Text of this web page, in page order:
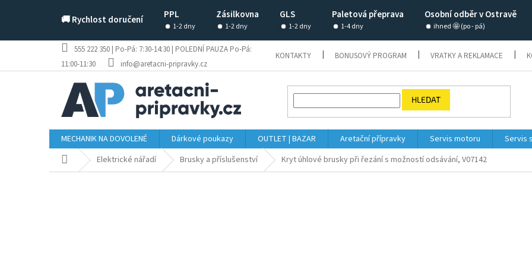
🚚 Rychlost doručení PPL Zásilkovna GLS Paletová přeprava Osobní odběr v Ostravě
1-2 dny 1-2 dny 1-2 dny 1-4 dny ihned 🤩 (po - pá)
555 222 350 | Po-Pá: 7:30-14:30 | POLEDNÍ PAUZA Po-Pá:
11:00-11:30
info@aretacni-pripravky.cz
KONTAKTY BONUSOVÝ PROGRAM VRATKY A REKLAMACE
HLEDAT
MECHANIK NA DOVOLENÉ Dárkové poukazy OUTLET | BAZAR Aretační přípravky Servis motoru Servis
Domů Elektrické nářadí Brusky a příslušenství Kryt úhlové brusky při řezání s možností odsávání, V07142